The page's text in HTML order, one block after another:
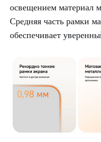
освещением материал
Средняя часть рамки
обеспечивает